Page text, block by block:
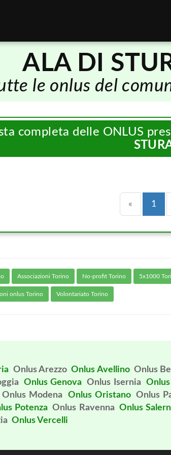
ALA DI
le onlus del
completa delle ONLUS
« 1
Associazioni Torino No-profit Torino 5x1000
onlus Torino Volontariato Torino
Onlus Arezzo Onlus Avellino Onlus
Onlus Genova Onlus Isernia
Onlus Modena Onlus Oristano Onlus
Potenza Onlus Ravenna Onlus
Onlus Vercelli